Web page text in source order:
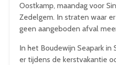
Oostkamp, maandag voor
Zedelgem. In straten waar
geen aangeboden afval
In het Boudewijn Seapark in
er tijdens de kerstvakantie